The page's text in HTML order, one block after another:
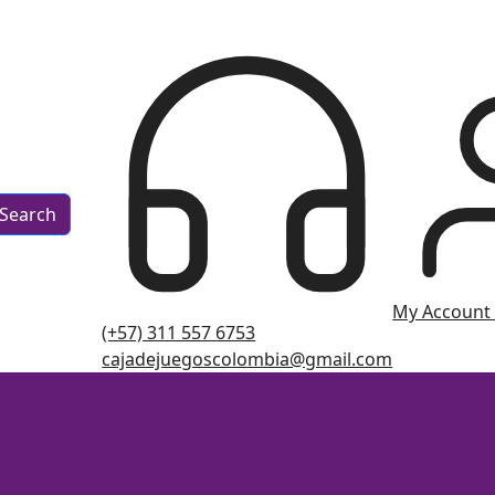
Search
(+57) 311 557 6753
cajadejuegoscolombia@gmail.com
My Account